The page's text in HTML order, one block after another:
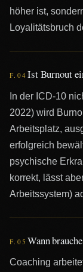
höher ist,
Loyalitätsbruch
F.04 Ist Burnout
In der ICD-10
2022) wird
Arbeitsplatz,
erfolgreich
psychische
korrekt, lässt
Arbeitssystem)
F.05 Wann
Coaching